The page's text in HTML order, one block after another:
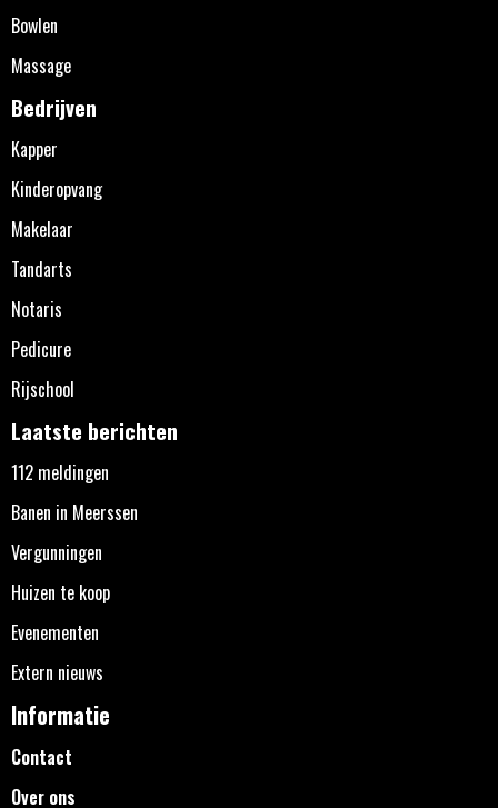
Bowlen
Massage
Bedrijven
Kapper
Kinderopvang
Makelaar
Tandarts
Notaris
Pedicure
Rijschool
Laatste berichten
112 meldingen
Banen in Meerssen
Vergunningen
Huizen te koop
Evenementen
Extern nieuws
Informatie
Contact
Over ons